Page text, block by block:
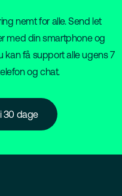
nemt for alle. Send let
med din smartphone og
kan få support alle ugens 7
og chat.
30 dage